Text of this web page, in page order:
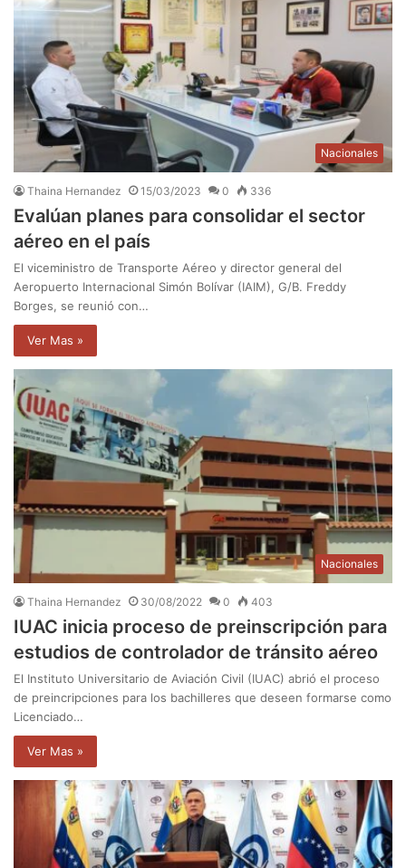
Nacionales
Thaina Hernandez 15/03/2023 0 336
Evalúan planes para consolidar el sector
aéreo en el país
El viceministro de Transporte Aéreo y director general del
Aeropuerto Internacional Simón Bolívar (IAIM), G/B. Freddy
Borges, se reunió con…
Ver Mas »
Nacionales
Thaina Hernandez 30/08/2022 0 403
IUAC inicia proceso de preinscripción para
estudios de controlador de tránsito aéreo
El Instituto Universitario de Aviación Civil (IUAC) abrió el proceso
de preincripciones para los bachilleres que deseen formarse como
Licenciado…
Ver Mas »